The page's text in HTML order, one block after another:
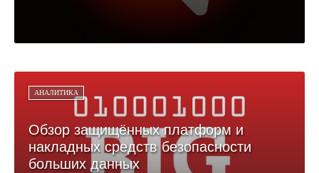
АНАЛИТИКА
Обзор защищённых платформ и
накладных средств безопасности
больших данных